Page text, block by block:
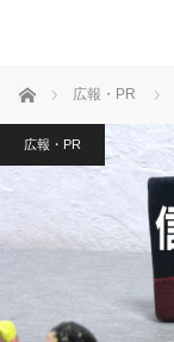
ホーム 広報・PR
広報・PR